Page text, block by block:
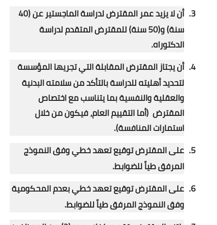
3.
أن لا يزيد عمر المقترض لدراسة الماجستير عن (40
سنة) و(50 سنة) للمقترض المتقدم لدراسة
الدكتوراه.
4. أن يجتاز المقترض المقابلة التي تجريها المؤسسة
لتحديد أهليته للدراسة بالتأكد من سلامته البدنية
والعقلية والنفسية بما يتناسب مع اختصاص
المقترض (أما التقييم العام، فيكون من خلال
استمارات المنافسة).
5. على المقترض توقيع تعهد خطي وفق النموذج
المرفق طياً للضوابط.
6. على المقترض توقيع تعهد خطي بعدم المحكومية
وفق النموذج المرفق طياً للضوابط.